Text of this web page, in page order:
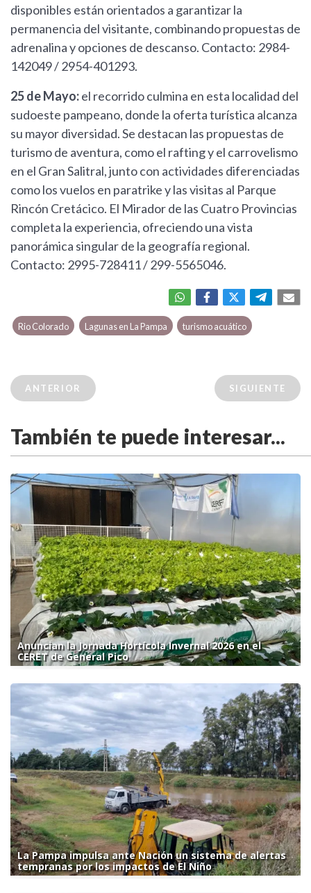
disponibles están orientados a garantizar la
permanencia del visitante, combinando propuestas de
adrenalina y opciones de descanso. Contacto: 2984-
142049 / 2954-401293.
25 de Mayo:el recorrido culmina en esta localidad del
sudoeste pampeano, donde la oferta turística alcanza
su mayor diversidad. Se destacan las propuestas de
turismo de aventura, como el rafting y el carrovelismo
en el Gran Salitral, junto con actividades diferenciadas
como los vuelos en paratrike y las visitas al Parque
Rincón Cretácico. El Mirador de las Cuatro Provincias
completa la experiencia, ofreciendo una vista
panorámica singular de la geografía regional.
Contacto: 2995-728411 / 299-5565046.
Rio Colorado Lagunas en La Pampa turismo acuático
ANTERIOR SIGUIENTE
También te puede interesar...
Anuncian la Jornada Hortícola Invernal 2026 en el
CERET de General Pico
La Pampa impulsa ante Nación un sistema de alertas
tempranas por los impactos de El Niño